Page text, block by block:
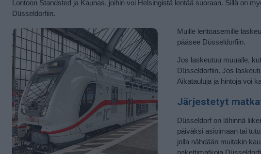
Lontoon Standsted ja Kaunas, joihin voi Helsingistä lentää suoraan. Sillä on
Düsseldorfiin.
Muille lentoasemille
pääsee Düsseldorfiin.
Jos laskeutuu muualle,
Düsseldorfiin. Jos
Aikatauluja ja hintoja voi
Järjestetyt
Düsseldorf on lähinnä
päiväksi asioimaan tai
jolla nähdään muitakin
pakettimatkoja